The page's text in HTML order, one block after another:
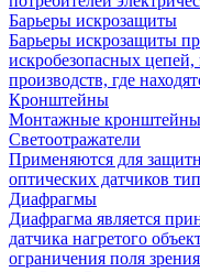
Барьеры искрозащиты
Барьеры искрозащиты
искробезопасных
производств, где
Кронштейны
Монтажные кронштейны
Светоотражатели
Применяются для
оптических датчиков
Диафрагмы
Диафрагма является
датчика нагретого
ограничения поля